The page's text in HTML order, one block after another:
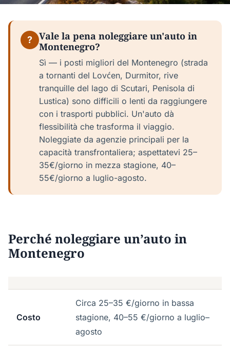
?
Vale la pena noleggiare un'auto in
Montenegro?
Sì — i posti migliori del Montenegro (strada
a tornanti del Lovćen, Durmitor, rive
tranquille del lago di Scutari, Penisola di
Lustica) sono difficili o lenti da raggiungere
con i trasporti pubblici. Un'auto dà
flessibilità che trasforma il viaggio.
Noleggiate da agenzie principali per la
capacità transfrontaliera; aspettatevi 25–
35€/giorno in mezza stagione, 40–
55€/giorno a luglio-agosto.
Perché noleggiare un’auto in
Montenegro
Costo
Circa 25–35 €/giorno in bassa
stagione, 40–55 €/giorno a luglio–
agosto